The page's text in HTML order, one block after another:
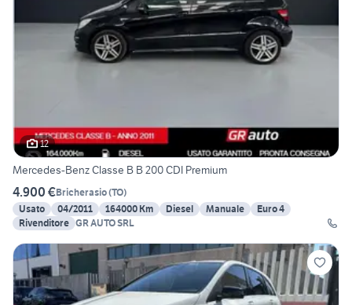
12
Mercedes-Benz Classe B B 200 CDI Premium
4.900 €Bricherasio(TO)
Usato
04/2011 164000 Km Diesel Manuale
Euro 4
Rivenditore GR AUTO SRL